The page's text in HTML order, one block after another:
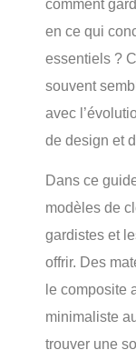
comment
en ce qui
essentiels ?
souvent
avec
de design et
Dans ce
modèles de
gardistes et
offrir. Des
le composite
minimaliste
trouver une